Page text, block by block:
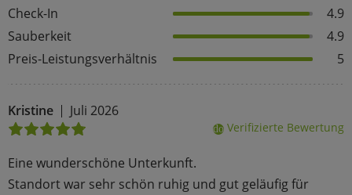
Check-In
4.9
Sauberkeit
4.9
Preis-Leistungsverhältnis
5
Kristine Juli 2026
doneVerifizierte Bewertung
Eine wunderschöne Unterkunft.
Standort war sehr schön ruhig und gut geläufig für